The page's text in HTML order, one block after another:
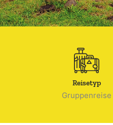
Reisetyp
Gruppenreise